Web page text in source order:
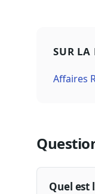
SUR LA
Affaires
Quel est